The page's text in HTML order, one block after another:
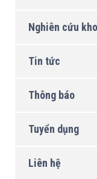
Nghiên cứu
Tin tức
Thông báo
Tuyển dụng
Liên hệ